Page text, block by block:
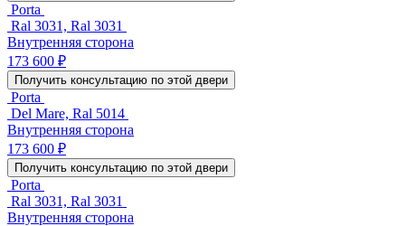
Porta
Ral 3031, Ral 3031
Внутренняя сторона
173 600 ₽
Получить консультацию по этой двери
Porta
Del Mare, Ral 5014
Внутренняя сторона
173 600 ₽
Получить консультацию по этой двери
Porta
Ral 3031, Ral 3031
Внутренняя сторона